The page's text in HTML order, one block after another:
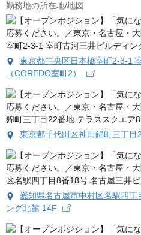
勤務地の所在地/地図
東京都中央区日本橋室町2-3-1
（COREDO室町2）
東京都千代田区神田錦町三丁
愛知県名古屋市中村区名駅四丁
ング北館 14F